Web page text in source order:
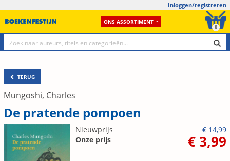
Inloggen/registreren
ONS ASSORTIMENT
0
TERUG
Mungoshi, Charles
De pratende pompoen
Nieuwprijs
€ 14,99
Onze prijs
€ 3,99